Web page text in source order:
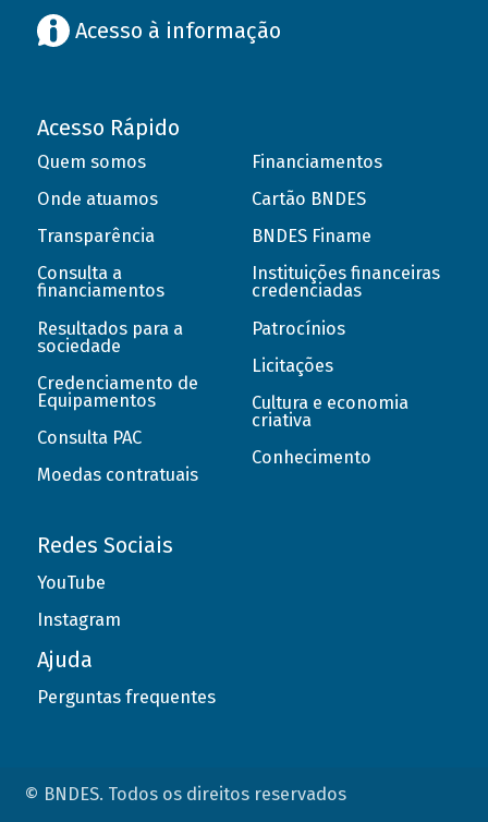
Acesso à informação
Acesso Rápido
Quem somos
Onde atuamos
Transparência
Consulta a
financiamentos
Resultados para a
sociedade
Credenciamento de
Equipamentos
Consulta PAC
Moedas contratuais
Financiamentos
Cartão BNDES
BNDES Finame
Instituições financeiras
credenciadas
Patrocínios
Licitações
Cultura e economia
criativa
Conhecimento
Redes Sociais
YouTube
Instagram
Ajuda
Perguntas frequentes
© BNDES. Todos os direitos reservados